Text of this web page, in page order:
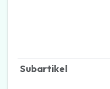
Subartikel